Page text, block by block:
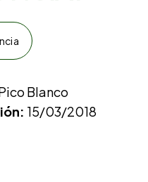
Blanco
15/03/2018